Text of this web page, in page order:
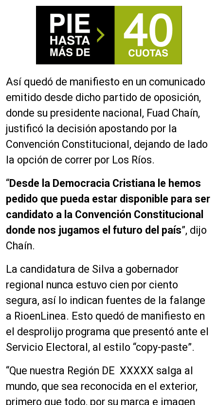
Así quedó de manifiesto en un comunicado
emitido desde dicho partido de oposición,
donde su presidente nacional, Fuad Chaín,
justificó la decisión apostando por la
Convención Constitucional, dejando de lado
la opción de correr por Los Ríos.
“Desde la Democracia Cristiana le hemos
pedido que pueda estar disponible para ser
candidato a la Convención Constitucional
donde nos jugamos el futuro del país”, dijo
Chaín.
La candidatura de Silva a gobernador
regional nunca estuvo cien por ciento
segura, así lo indican fuentes de la falange
a RioenLinea. Esto quedó de manifiesto en
el desprolijo programa que presentó ante el
Servicio Electoral, al estilo “copy-paste”.
“Que nuestra Región DE XXXXX salga al
mundo, que sea reconocida en el exterior,
primero que todo, por su marca e imagen